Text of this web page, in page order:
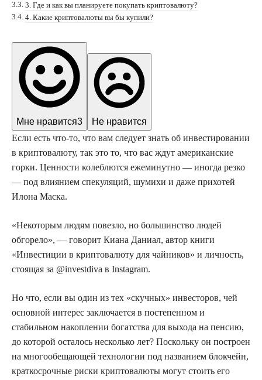
3. Где и как вы планируете покупать криптовалюту?
4. Какие криптовалюты вы бы купили?
Мне нравится3
Не нравится
Если есть что-то, что вам следует знать об инвестировании
в криптовалюту, так это то, что вас ждут американские
горки. Ценности колеблются ежеминутно — иногда резко
— под влиянием спекуляций, шумихи и даже прихотей
Илона Маска.
«Некоторым людям повезло, но большинство людей
обгорело», — говорит Киана Даниал, автор книги
«Инвестиции в криптовалюту для чайников» и личность,
стоящая за @investdiva в Instagram.
Но что, если вы один из тех «скучных» инвесторов, чей
основной интерес заключается в постепенном и
стабильном накоплении богатства для выхода на пенсию,
до которой осталось несколько лет? Поскольку он построен
на многообещающей технологии под названием блокчейн,
краткосрочные риски криптовалюты могут стоить его